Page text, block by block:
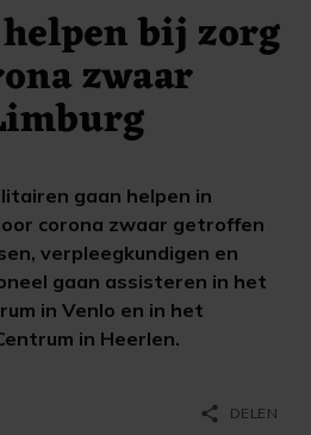
bij zorg
zwaar
gaan helpen in
corona zwaar getroffen
verpleegkundigen en
gaan assisteren in het
in Venlo en in het
in Heerlen.
share DELEN